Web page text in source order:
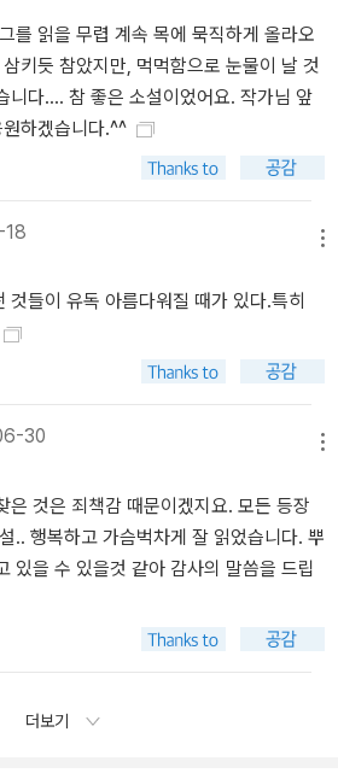
있었으면”(백수린, ‘작가의 말’) 좋겠다
어느새 당신에게도 소중한 이들에게 용
안부』에는 삶의 갖가
타인과의, 나아가 자기 자신과의 진심어
해나가기로 다짐한 인물들의 발걸음이
걸음에 실린 힘은 읽는 이에게로 고스란히
름다운 세계를 만들어가려는 현실의 동력
로부터 창출된 실재하는 힘. 이것이야말
는 최고의 응원이 아닐까.
를 읽을 무렵 계속 목에 묵직하게 올라오
키듯 참았지만, 먹먹함으로 눈물이 날 것
니다.... 참 좋은 소설이었어요. 작가님 앞
하겠습니다.^^
것들이 유독 아름다워질 때가 있다.특히
30
은 것은 죄책감 때문이겠지요. 모든 등장
.. 행복하고 가슴벅차게 잘 읽었습니다. 뿌
있을 수 있을것 같아 감사의 말씀을 드립
더보기